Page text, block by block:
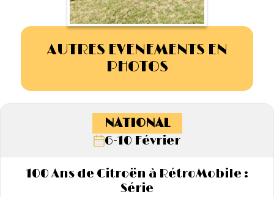
AUTRES EVENEMENTS EN
PHOTOS
NATIONAL
6-10 Février
100 Ans de Citroën à RétroMobile :
Série